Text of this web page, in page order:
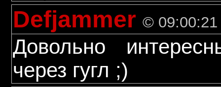
Defjammer © 09:00:21
Довольно
через гугл ;)